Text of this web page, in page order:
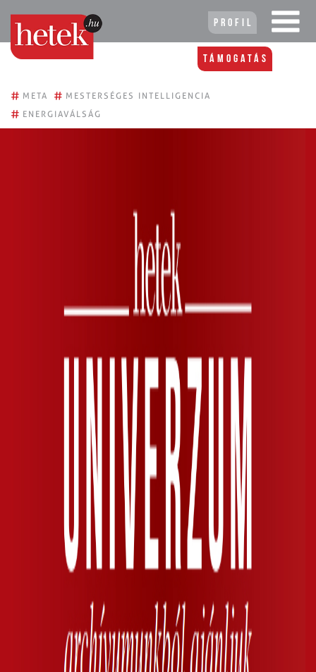
Profil
Támogatás
# META # MESTERSÉGES INTELLIGENCIA
# ENERGIAVÁLSÁG